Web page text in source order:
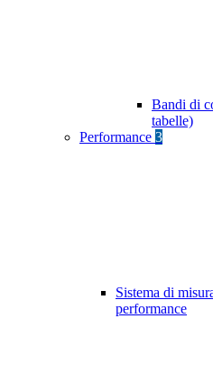
Bandi di
tabelle)
Performance 3
Sistema di
performance